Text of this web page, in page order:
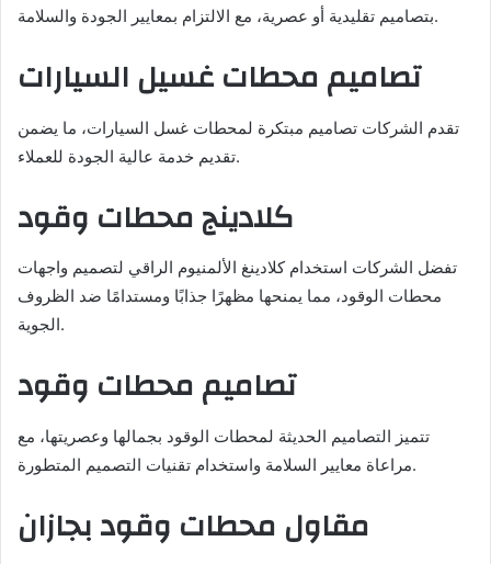
بتصاميم تقليدية أو عصرية، مع الالتزام بمعايير الجودة والسلامة.
تصاميم محطات غسيل السيارات
تقدم الشركات تصاميم مبتكرة لمحطات غسل السيارات، ما يضمن
تقديم خدمة عالية الجودة للعملاء.
كلادينج محطات وقود
تفضل الشركات استخدام كلادينغ الألمنيوم الراقي لتصميم واجهات
محطات الوقود، مما يمنحها مظهرًا جذابًا ومستدامًا ضد الظروف
الجوية.
تصاميم محطات وقود
تتميز التصاميم الحديثة لمحطات الوقود بجمالها وعصريتها، مع
مراعاة معايير السلامة واستخدام تقنيات التصميم المتطورة.
مقاول محطات وقود بجازان